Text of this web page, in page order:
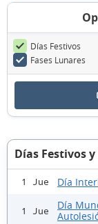
Días Festivos
Fases Lunares
Días Festivos
1 Jue Día
1 Jue
Día